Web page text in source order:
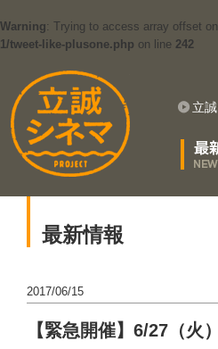
Warning: Trying to access array offset
1/tweet-like-plusone.php on line 242
立
最新情報
2017/06/15
【緊急開催】6/27（火